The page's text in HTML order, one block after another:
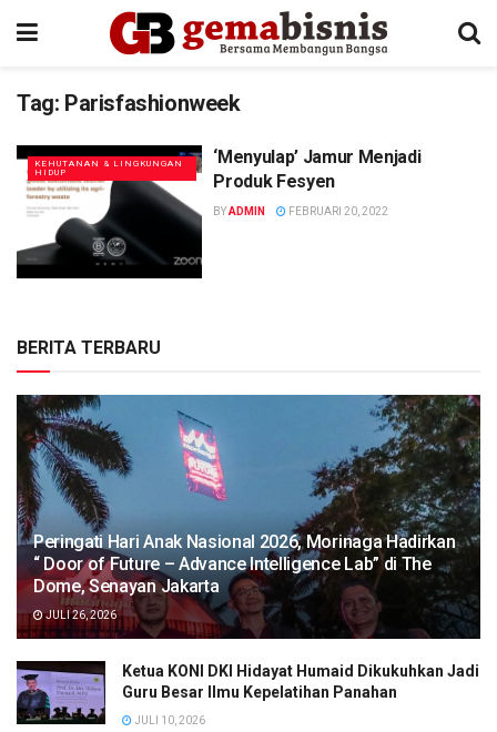
Tag: Parisfashionweek
KEHUTANAN & LINGKUNGAN
HIDUP
‘Menyulap’ Jamur Menjadi
Produk Fesyen
BYADMIN FEBRUARI 20, 2022
BERITA TERBARU
Peringati Hari Anak Nasional 2026, Morinaga Hadirkan
“ Door of Future – Advance Intelligence Lab” di The
Dome, Senayan Jakarta
JULI 26, 2026
Ketua KONI DKI Hidayat Humaid Dikukuhkan Jadi
Guru Besar Ilmu Kepelatihan Panahan
JULI 10, 2026